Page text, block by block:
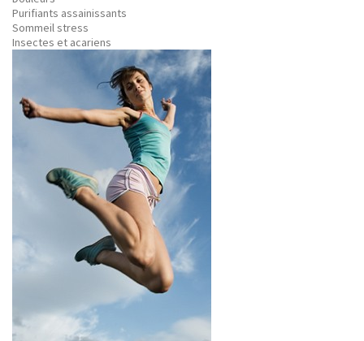
Purifiants assainissants
Sommeil stress
Insectes et acariens